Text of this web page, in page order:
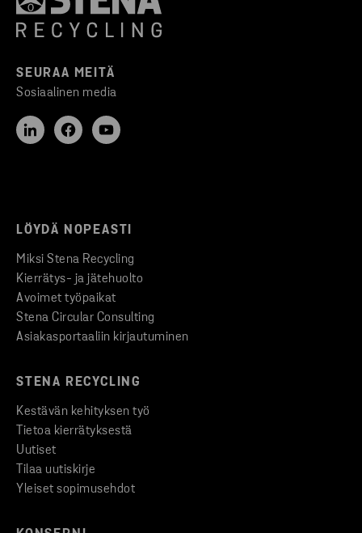
SEURAA MEITÄ
Sosiaalinen media
LÖYDÄ NOPEASTI
Miksi Stena Recycling
Kierrätys- ja jätehuolto
Avoimet työpaikat
Stena Circular Consulting
Asiakasportaaliin kirjautuminen
STENA RECYCLING
Kestävän kehityksen työ
Tietoa kierrätyksestä
Uutiset
Tilaa uutiskirje
Yleiset sopimusehdot